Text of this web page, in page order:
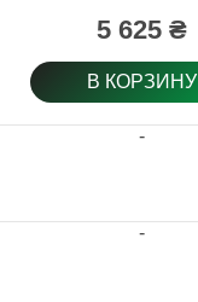
5 625 ₴
В КОРЗИНУ
-
-